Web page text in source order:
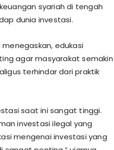
syariah di tengah
dunia investasi.
menegaskan, edukasi
agar masyarakat semakin
terhindar dari praktik
saat ini sangat tinggi.
investasi ilegal yang
mengenai investasi yang